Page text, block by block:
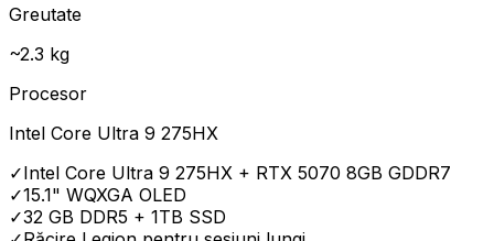
Greutate
~2.3 kg
Procesor
Intel Core Ultra 9 275HX
✓Intel Core Ultra 9 275HX + RTX 5070 8GB GDDR7
✓15.1" WQXGA OLED
✓32 GB DDR5 + 1TB SSD